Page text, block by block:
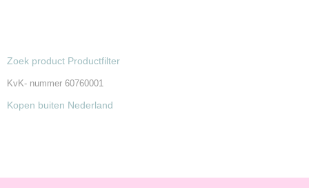
Zoek product Productfilter
KvK- nummer 60760001
Kopen buiten Nederland